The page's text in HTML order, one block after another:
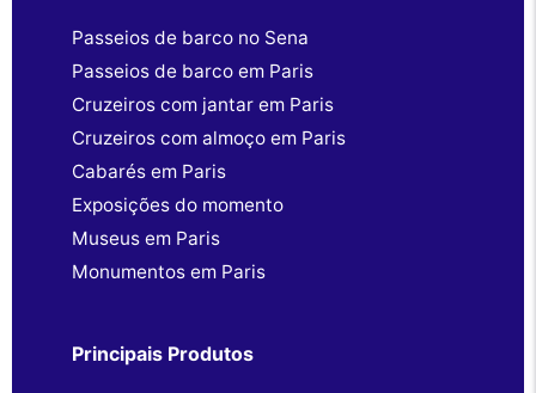
Passeios de barco no Sena
Passeios de barco em Paris
Cruzeiros com jantar em Paris
Cruzeiros com almoço em Paris
Cabarés em Paris
Exposições do momento
Museus em Paris
Monumentos em Paris
Principais Produtos